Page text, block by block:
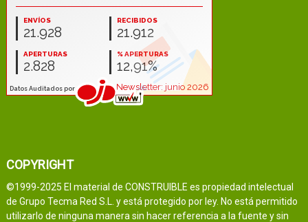
COPYRIGHT
©1999-2025 El material de CONSTRUIBLE es propiedad intelectual
de Grupo Tecma Red S.L. y está protegido por ley. No está permitido
utilizarlo de ninguna manera sin hacer referencia a la fuente y sin